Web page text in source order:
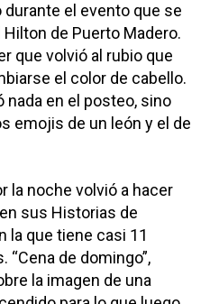
el evento que se
Hilton de Puerto Madero.
que volvió al rubio que
el color de cabello.
en el posteo, sino
emojis de un león y el de
la noche volvió a hacer
sus Historias de
la que tiene casi 11
de domingo”,
la imagen de una